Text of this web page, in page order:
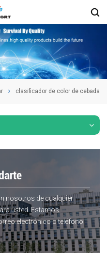
clasificador de color de cebada
nosotros de cualquier
usted. Estamos
electrónico o teléfono.